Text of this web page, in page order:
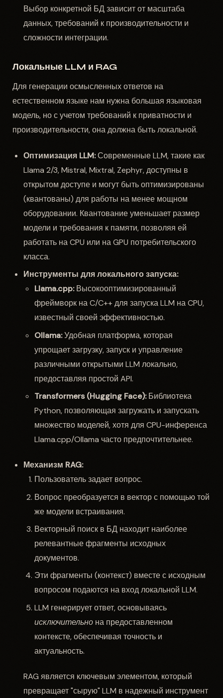
Выбор конкретной БД зависит от масштаба
данных, требований к производительности и
сложности интеграции.
Локальные LLM и RAG
Для генерации осмысленных ответов на
естественном языке нам нужна большая языковая
модель, но с учетом требований к приватности и
производительности, она должна быть локальной.
Оптимизация LLM:Современные LLM, такие как
Llama 2/3, Mistral, Mixtral, Zephyr, доступны в
открытом доступе и могут быть оптимизированы
(квантованы) для работы на менее мощном
оборудовании. Квантование уменьшает размер
модели и требования к памяти, позволяя ей
работать на CPU или на GPU потребительского
класса.
Инструменты для локального запуска:
Llama.cpp:Высокооптимизированный
фреймворк на C/C++ для запуска LLM на CPU,
известный своей эффективностью.
Ollama:Удобная платформа, которая
упрощает загрузку, запуск и управление
различными открытыми LLM локально,
предоставляя простой API.
Transformers (Hugging Face):Библиотека
Python, позволяющая загружать и запускать
множество моделей, хотя для CPU-инференса
Llama.cpp/Ollama часто предпочтительнее.
Механизм RAG:
Пользователь задает вопрос.
Вопрос преобразуется в вектор с помощью той
же модели встраивания.
Векторный поиск в БД находит наиболее
релевантные фрагменты исходных
документов.
Эти фрагменты (контекст) вместе с исходным
вопросом подаются на вход локальной LLM.
LLM генерирует ответ, основываясь
исключительно на предоставленном
контексте, обеспечивая точность и
актуальность.
RAG является ключевым элементом, который
превращает "сырую" LLM в надежный инструмент